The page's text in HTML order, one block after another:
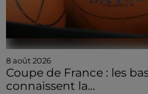
8 août 2026
Coupe de France : les
connaissent la...